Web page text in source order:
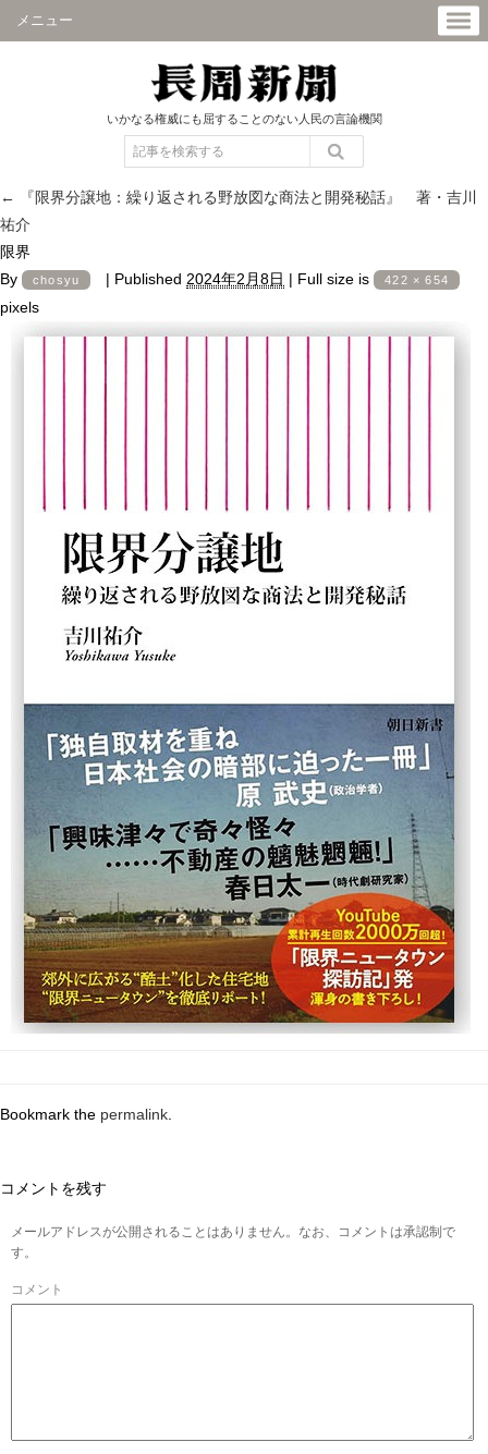
メニュー
いかなる権威にも屈することのない人民の言論機関
←
『限界分譲地：繰り返される野放図な商法と開発秘話』 著・吉川
祐介
限界
By
chosyu | Published 2024年2月8日 | Full size is 422 × 654
pixels
Bookmark the permalink
コメントを残す
メールアドレスが公開されることはありません。なお、コメントは承認制で
す。
コメント